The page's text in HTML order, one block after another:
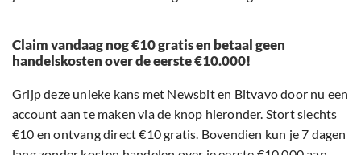
Claim vandaag nog €10 gratis en betaal geen
handelskosten over de eerste €10.000!
Grijp deze unieke kans met Newsbit en Bitvavo door nu een
account aan te maken via de knop hieronder. Stort slechts
€10 en ontvang direct €10 gratis. Bovendien kun je 7 dagen